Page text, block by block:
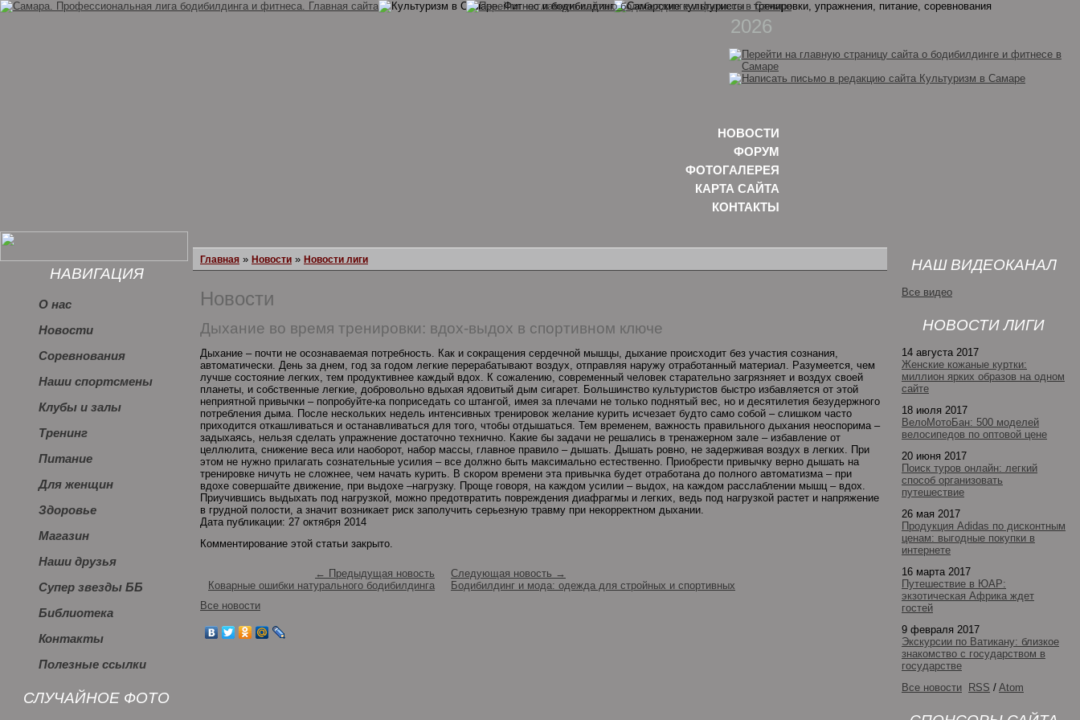
НАШ ВИДЕОКАНАЛ
Все видео
НОВОСТИ ЛИГИ
14 августа 2017
Женские кожаные куртки:
миллион ярких образов на одном
сайте
18 июля 2017
ВелоМотоБан: 500 моделей
велосипедов по оптовой цене
20 июня 2017
Поиск туров онлайн: легкий
способ организовать
путешествие
26 мая 2017
Продукция Adidas по дисконтным
ценам: выгодные покупки в
интернете
16 марта 2017
Путешествие в ЮАР:
экзотическая Африка ждет
гостей
9 февраля 2017
Экскурсии по Ватикану: близкое
знакомство с государством в
государстве
Все новости
RSS / Atom
НАВИГАЦИЯ
О нас
Новости
Соревнования
Наши спортсмены
Клубы и залы
Тренинг
Питание
Для женщин
Здоровье
Магазин
Наши друзья
Супер звезды ББ
Библиотека
Контакты
Полезные ссылки
СЛУЧАЙНОЕ ФОТО
Главная » Новости » Новости лиги
Новости
Дыхание во время тренировки: вдох-выдох в спортивном ключе
Дыхание – почти не осознаваемая потребность. Как и сокращения сердечной мышцы, дыхание происходит без участия сознания,
автоматически. День за днем, год за годом легкие перерабатывают воздух, отправляя наружу отработанный материал. Разумеется, чем
лучше состояние легких, тем продуктивнее каждый вдох. К сожалению, современный человек старательно загрязняет и воздух своей
планеты, и собственные легкие, добровольно вдыхая ядовитый дым сигарет. Большинство культуристов быстро избавляется от этой
неприятной привычки – попробуйте-ка поприседать со штангой, имея за плечами не только поднятый вес, но и десятилетия безудержного
потребления дыма. После нескольких недель интенсивных тренировок желание курить исчезает будто само собой – слишком часто
приходится откашливаться и останавливаться для того, чтобы отдышаться. Тем временем, важность правильного дыхания неоспорима –
задыхаясь, нельзя сделать упражнение достаточно технично. Какие бы задачи не решались в тренажерном зале – избавление от
целлюлита, снижение веса или наоборот, набор массы, главное правило – дышать. Дышать ровно, не задерживая воздух в легких. При
этом не нужно прилагать сознательные усилия – все должно быть максимально естественно. Приобрести привычку верно дышать на
тренировке ничуть не сложнее, чем начать курить. В скором времени эта привычка будет отработана до полного автоматизма – при
вдохе совершайте движение, при выдохе –нагрузку. Проще говоря, на каждом усилии – выдох, на каждом расслаблении мышц – вдох.
Приучившись выдыхать под нагрузкой, можно предотвратить повреждения диафрагмы и легких, ведь под нагрузкой растет и напряжение
в грудной полости, а значит возникает риск заполучить серьезную травму при некорректном дыхании.
Дата публикации: 27 октября 2014
Комментирование этой статьи закрыто.
← Предыдущая новость
Коварные ошибки натурального бодибилдинга
Следующая новость →
Бодибилдинг и мода: одежда для стройных и спортивных
Все новости
2026
НОВОСТИ
ФОРУМ
ФОТОГАЛЕРЕЯ
КАРТА САЙТА
КОНТАКТЫ